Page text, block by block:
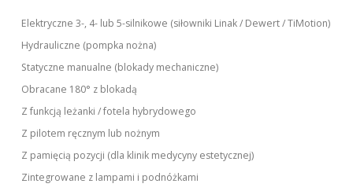
Elektryczne 3-, 4- lub 5-silnikowe (siłowniki Linak / Dewert / TiMotion)
Hydrauliczne (pompka nożna)
Statyczne manualne (blokady mechaniczne)
Obracane 180° z blokadą
Z funkcją leżanki / fotela hybrydowego
Z pilotem ręcznym lub nożnym
Z pamięcią pozycji (dla klinik medycyny estetycznej)
Zintegrowane z lampami i podnóżkami